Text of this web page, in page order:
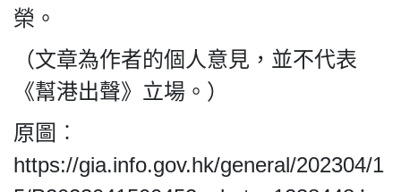
榮。
（文章為作者的個人意見，並不代表
《幫港出聲》立場。）
原圖︰
https://gia.info.gov.hk/general/202304/1